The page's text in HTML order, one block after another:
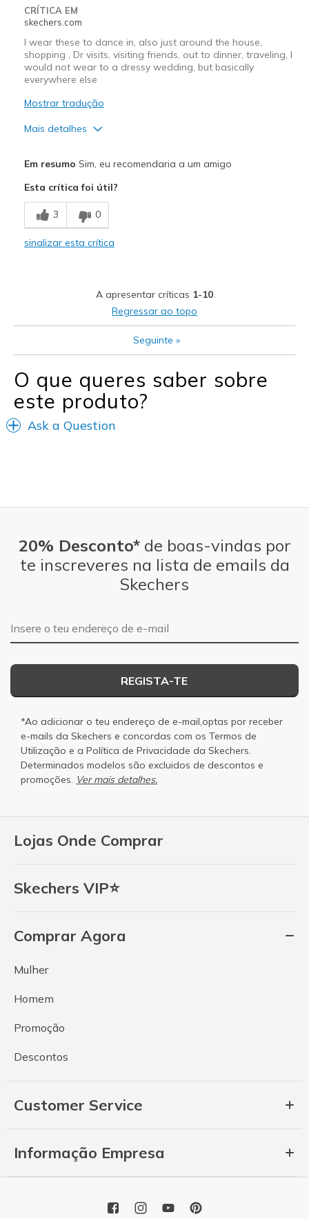
Sizing
Feels true to size
View On Shoes
Shoes are for Wearing
CRÍTICA EM
skechers.com
I wear these to dance in, also just around the house,
shopping , Dr visits, visiting friends, out to dinner, traveling, I
would not wear to a dressy wedding, but basically
everywhere else
Mostrar tradução
Mais detalhes
Durable
Stylish
Travel
Sizing
Feels true to size
View On Shoes
Shoes are for Wearing
Em resumo Sim, eu recomendaria a um amigo
Esta crítica foi útil?
3 0
sinalizar esta crítica
A apresentar críticas 1-10
Regressar ao topo
Seguinte »
O que queres saber sobre
este produto?
Ask a Question
Lojas Onde Comprar
Skechers VIP⭐
Comprar Agora
Mulher
Homem
Promoção
Descontos
Customer Service
Informação Empresa
20% Desconto*de boas-vindas por
te inscreveres na lista de emails da
Skechers
Endereço de e-mail
REGISTA-TE
*Ao adicionar o teu endereço de e-mail,optas por receber
e-mails da Skechers e concordas com os Termos de
Utilização e a Política de Privacidade da Skechers.
Determinados modelos são excluidos de descontos e
promoções. Ver mais detalhes.